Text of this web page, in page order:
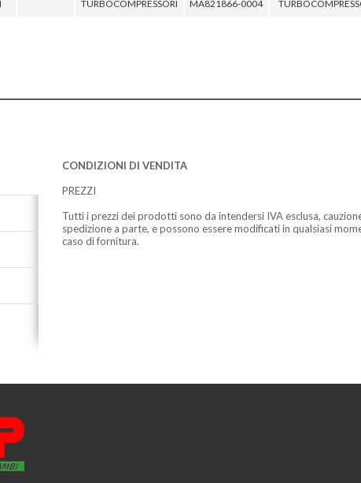
TURBOCOMPRESSORI MA821866-0004
CONDIZIONI DI VENDITA
PREZZI
Tutti i prezzi dei prodotti sono da intendersi IVA esclusa,
spedizione a parte, e possono essere modificati in qualsiasi
caso di fornitura.